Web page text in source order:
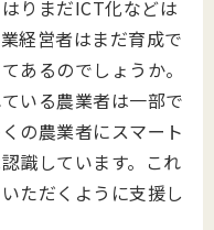
りまだICT化などは
経営者はまだ育成で
あるのでしょうか。
いる農業者は一部で
の農業者にスマート
識しています。これ
ただくように支援し